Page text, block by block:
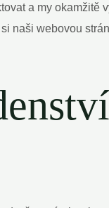
a my okamžitě
naši webovou